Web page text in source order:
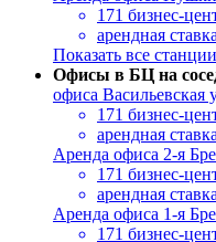
171 бизнес-
арендная ставка
Показать все
Офисы в БЦ на
офиса Васильевская
171 бизнес-
арендная ставка
Аренда офиса 2-я
171 бизнес-
арендная ставка
Аренда офиса 1-я
171 бизнес-